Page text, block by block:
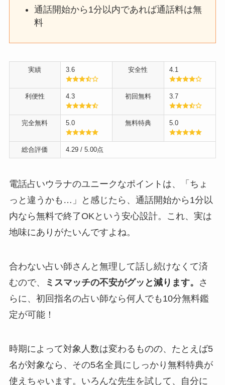
通話開始から1分以内であれば通話料は無
料
実績 3.6 安全性 4.1
利便性 4.3 初回無料 3.7
完全無料 5.0 無料特典 5.0
総合評価 4.29/ 5.00点
電話占いウラナのユニークなポイントは、「ちょ
っと違うかも…」と感じたら、通話開始から1分以
内なら無料で終了OKという安心設計。これ、実は
地味にありがたいんですよね。
合わない占い師さんと無理して話し続けなくて済
むので、
ミスマッチの不安がグッと減ります。
さ
らに、初回指名の占い師なら何人でも10分無料鑑
定が可能！
時期によって対象人数は変わるものの、たとえば5
名が対象なら、その5名全員にしっかり無料特典が
使えちゃいます。いろんな先生を試して、自分に